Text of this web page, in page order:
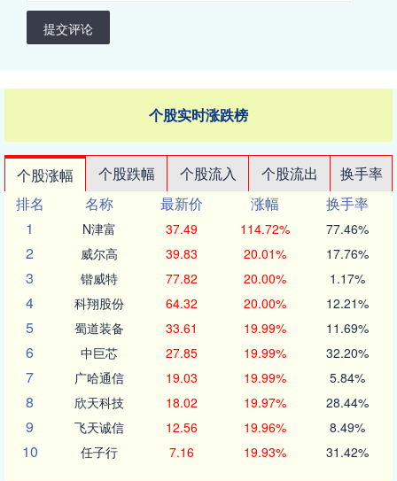
提交评论
个股实时涨跌榜
个股涨幅 个股跌幅 个股流入 个股流出
换手率
排名
名称 最新价 涨幅
换手率
1
N津富 37.49 114.72% 77.46%
2 威尔高 39.83 20.01% 17.76%
3 锴威特 77.82 20.00% 1.17%
4 科翔股份 64.32 20.00% 12.21%
5 蜀道装备 33.61 19.99% 11.69%
6 中巨芯 27.85 19.99% 32.20%
7 广哈通信 19.03 19.99% 5.84%
8 欣天科技 18.02 19.97% 28.44%
9 飞天诚信 12.56 19.96% 8.49%
10 任子行 7.16 19.93% 31.42%